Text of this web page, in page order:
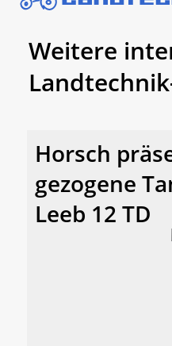
Weitere
Horsch
gezogene
Leeb 12 TD